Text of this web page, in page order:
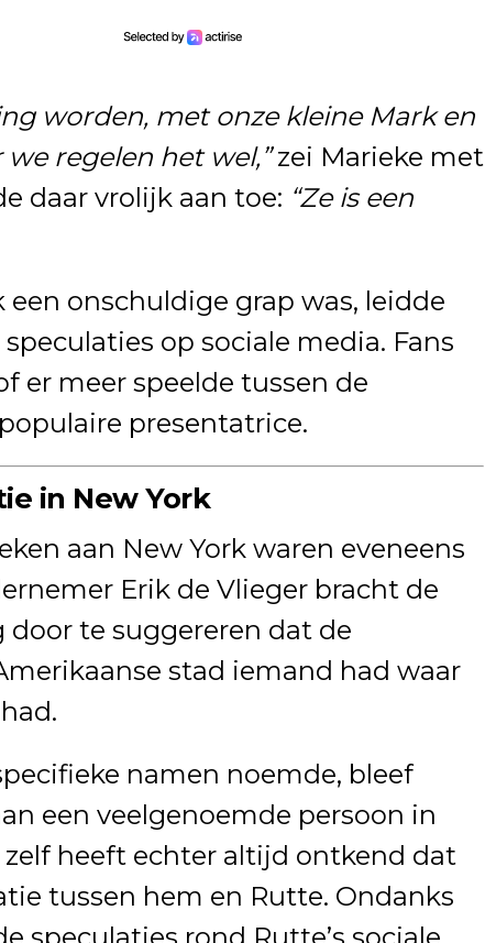
worden, met onze kleine Mark en
regelen het wel,”zei Marieke met
daar vrolijk aan toe: “Ze is een
onschuldige grap was, leidde
op sociale media. Fans
er meer speelde tussen de
presentatrice.
in New York
aan New York waren eveneens
Erik de Vlieger bracht de
te suggereren dat de
stad iemand had waar
namen noemde, bleef
een veelgenoemde persoon in
heeft echter altijd ontkend dat
tussen hem en Rutte. Ondanks
speculaties rond Rutte’s sociale